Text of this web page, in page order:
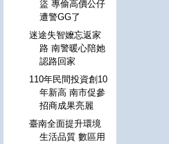
盜 專偷高價公仔
遭警GG了
迷途失智嬤忘返家
路 南警暖心陪她
認路回家
110年民間投資創10
年新高 南市促參
招商成果亮麗
臺南全面提升環境
生活品質 數區用